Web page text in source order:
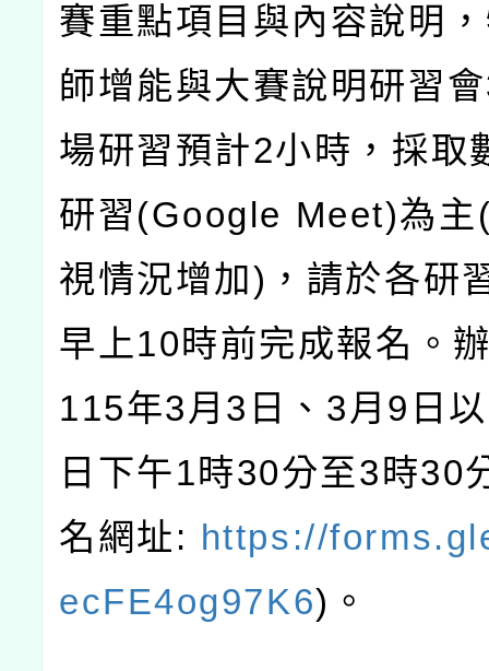
賽重點項目與內容說明
師增能與大賽說明研習會
場研習預計2小時，採取
研習(Google Meet)為主
視情況增加) ，請於各研
早上10時前完成報名。
115年3月 3 日、 3月 9 日
日下午1時30分至3 時30
名網址: https://
ecFE4og97K6) 。